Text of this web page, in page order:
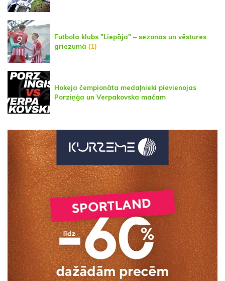
Futbola klubs "Liepāja" – sezonas un vēstures
griezumā (1)
Hokeja čempionāta medaļnieki pievienojas
Porziņģa un Verpakovska mačam